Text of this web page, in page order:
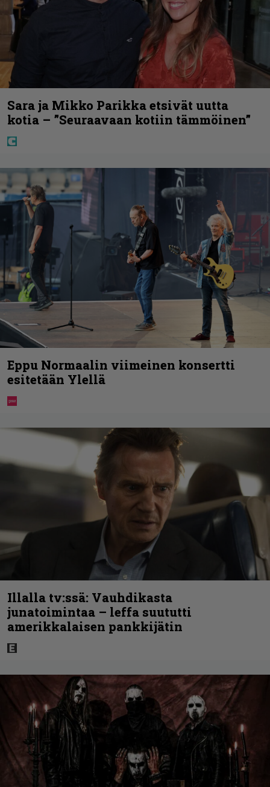
Sara ja Mikko Parikka etsivät uutta
kotia – ”Seuraavaan kotiin tämmöinen”
Eppu Normaalin viimeinen konsertti
esitetään Ylellä
Illalla tv:ssä: Vauhdikasta
junatoimintaa – leffa suututti
amerikkalaisen pankkijätin